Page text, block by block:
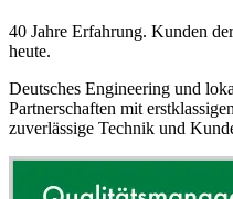
40 Jahre Erfahrung. Kunden
heute.
Deutsches Engineering und
Partnerschaften mit
zuverlässige Technik und